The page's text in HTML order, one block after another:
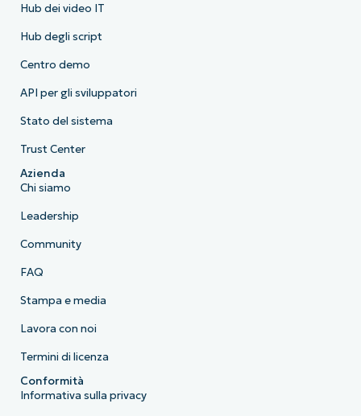
Hub dei video IT
Hub degli script
Centro demo
API per gli sviluppatori
Stato del sistema
Trust Center
Azienda
Chi siamo
Leadership
Community
FAQ
Stampa e media
Lavora con noi
Termini di licenza
Conformità
Informativa sulla privacy